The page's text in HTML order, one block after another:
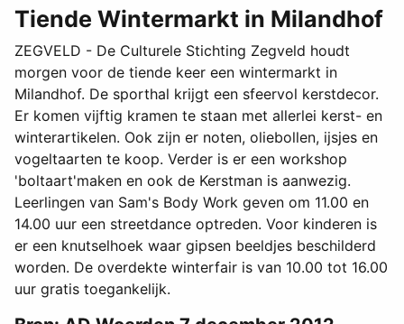
Tiende Wintermarkt in Milandhof
ZEGVELD - De Culturele Stichting Zegveld houdt
morgen voor de tiende keer een wintermarkt in
Milandhof. De sporthal krijgt een sfeervol kerstdecor.
Er komen vijftig kramen te staan met allerlei kerst- en
winterartikelen. Ook zijn er noten, oliebollen, ijsjes en
vogeltaarten te koop. Verder is er een workshop
'boltaart'maken en ook de Kerstman is aanwezig.
Leerlingen van Sam's Body Work geven om 11.00 en
14.00 uur een streetdance optreden. Voor kinderen is
er een knutselhoek waar gipsen beeldjes beschilderd
worden. De overdekte winterfair is van 10.00 tot 16.00
uur gratis toegankelijk.